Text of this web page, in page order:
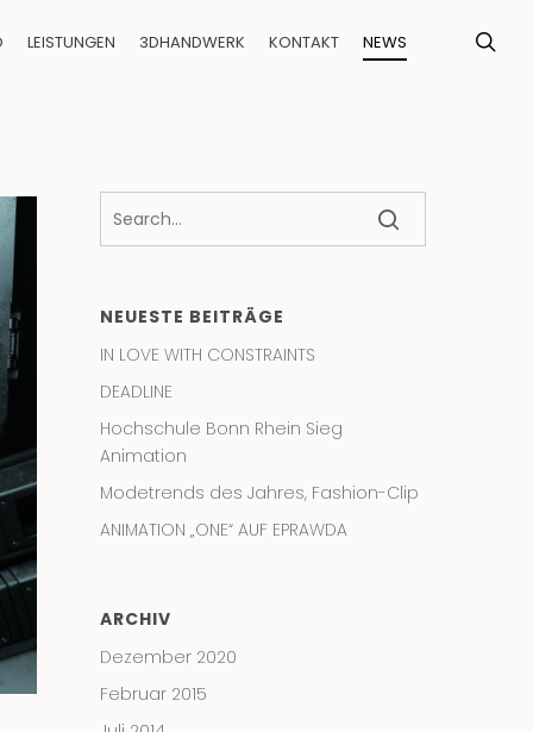
LEISTUNGEN 3DHANDWERK KONTAKT NEWS
NEUESTE BEITRÄGE
IN LOVE WITH CONSTRAINTS
DEADLINE
Hochschule Bonn Rhein Sieg
Animation
Modetrends des Jahres, Fashion-Clip
ANIMATION „ONE“ AUF EPRAWDA
ARCHIV
Dezember 2020
Februar 2015